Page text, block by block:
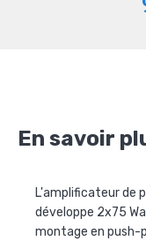
En savoir
L'amplificateur de
développe 2x75
montage en push-